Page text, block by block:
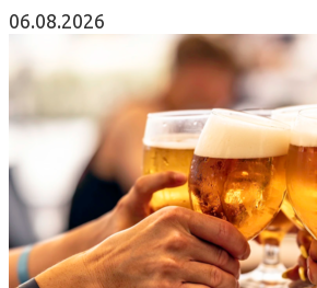
06.08.2026